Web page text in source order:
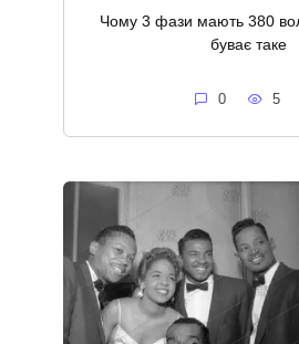
Чому 3 фази мають 380
буває таке
0 5